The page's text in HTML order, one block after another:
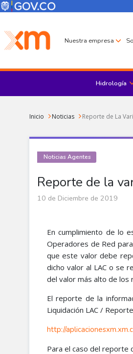
Pasar al contenido principal
Menú Corporativo
Menú de encabezado
Nuestra empresa
Hidrología
Sobrescribir enlaces de
Inicio Noticias Reporte de La
Reporte de la
Noticias Agentes
10 de Diciembre de 2019
En cumplimiento de lo
Operadores de Red
que este valor debe
dicho valor al LAC o se
del valor más alto de
El reporte de la
Liquidación LAC /
http://
Para el caso del reporte